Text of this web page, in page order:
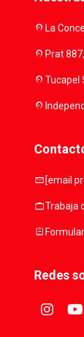
location_onLa
location_onPrat
location_onTucapel
location_on
mail [email
workTrabaja
assignment
Redes